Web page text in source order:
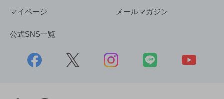
マイページ メールマガジン
公式SNS一覧